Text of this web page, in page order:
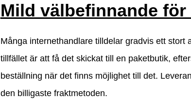
Mild välbefinnande
Många internethandlare tilldelar gradvis ett
tillfället är att få det skickat till en paketbutik,
beställning när det finns möjlighet till det.
den billigaste fraktmetoden.